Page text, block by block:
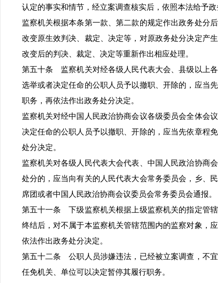
认定的事实和情节，经立案调查核实后，依照本法给予
监察机关根据本条第一款、第二款的规定作出政务处分
改变原生效判决、裁定、决定等，对原政务处分决定产
改变后的判决、裁定、决定等重新作出相应处理。
第五十条 监察机关对经各级人民代表大会、县级以上
选举或者决定任命的公职人员予以撤职、开除的，应当
职务，再依法作出政务处分决定。
监察机关对经中国人民政治协商会议各级委员会全体会
决定任命的公职人员予以撤职、开除的，应当先依章程
处分决定。
监察机关对各级人民代表大会代表、中国人民政治协商
处分的，应当向有关的人民代表大会常务委员会，乡、
席团或者中国人民政治协商会议委员会常务委员会通报。
第五十一条 下级监察机关根据上级监察机关的指定管
终结后，对不属于本监察机关管辖范围内的监察对象，
依法作出政务处分决定。
第五十二条 公职人员涉嫌违法，已经被立案调查，不
任免机关、单位可以决定暂停其履行职务。